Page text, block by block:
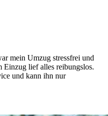
mein Umzug stressfrei und
Einzug lief alles reibungslos.
und kann ihn nur